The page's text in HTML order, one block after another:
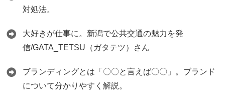
対処法。
大好きが仕事に。新潟で公共交通の魅力を発
信/GATA_TETSU（ガタテツ）さん
ブランディングとは「〇〇と言えば〇〇」。ブランド
について分かりやすく解説。